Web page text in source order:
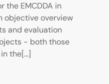
the EMCDDA in
objective overview
and evaluation
- both those
the[...]